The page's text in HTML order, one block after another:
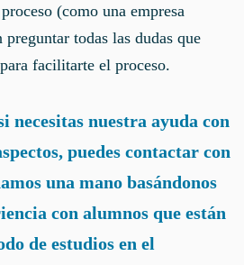
(como una empresa
preguntar todas las dudas que
facilitarte el proceso.
necesitas nuestra ayuda con
puedes contactar con
una mano basándonos
con alumnos que están
de estudios en el